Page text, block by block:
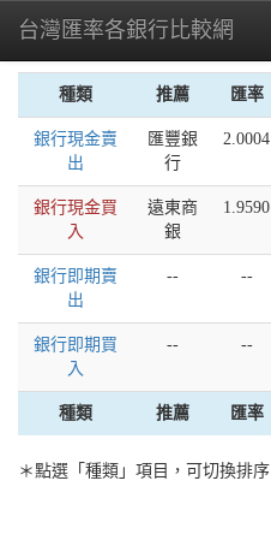
台灣匯率各銀行比較網
種類 推薦 匯率
銀行現金賣
出
匯豐銀
行
2.0004
銀行現金買
入
遠東商
銀
1.9590
銀行即期賣
出
-- --
銀行即期買
入
-- --
種類 推薦 匯率
＊點選「種類」項目，可切換排序